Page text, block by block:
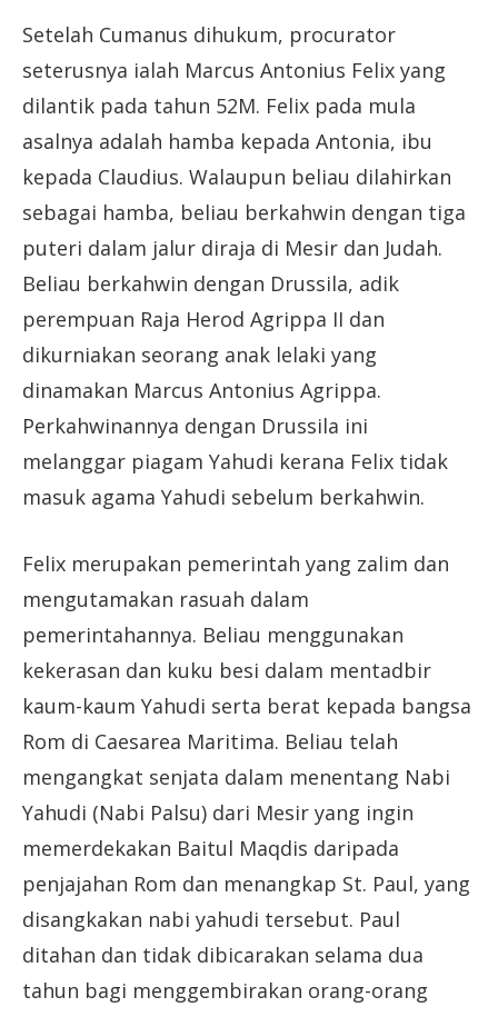
Setelah Cumanus dihukum, procurator
seterusnya ialah Marcus Antonius Felix yang
dilantik pada tahun 52M. Felix pada mula
asalnya adalah hamba kepada Antonia, ibu
kepada Claudius. Walaupun beliau dilahirkan
sebagai hamba, beliau berkahwin dengan tiga
puteri dalam jalur diraja di Mesir dan Judah.
Beliau berkahwin dengan Drussila, adik
perempuan Raja Herod Agrippa II dan
dikurniakan seorang anak lelaki yang
dinamakan Marcus Antonius Agrippa.
Perkahwinannya dengan Drussila ini
melanggar piagam Yahudi kerana Felix tidak
masuk agama Yahudi sebelum berkahwin.
Felix merupakan pemerintah yang zalim dan
mengutamakan rasuah dalam
pemerintahannya. Beliau menggunakan
kekerasan dan kuku besi dalam mentadbir
kaum-kaum Yahudi serta berat kepada bangsa
Rom di Caesarea Maritima. Beliau telah
mengangkat senjata dalam menentang Nabi
Yahudi (Nabi Palsu) dari Mesir yang ingin
memerdekakan Baitul Maqdis daripada
penjajahan Rom dan menangkap St. Paul, yang
disangkakan nabi yahudi tersebut. Paul
ditahan dan tidak dibicarakan selama dua
tahun bagi menggembirakan orang-orang